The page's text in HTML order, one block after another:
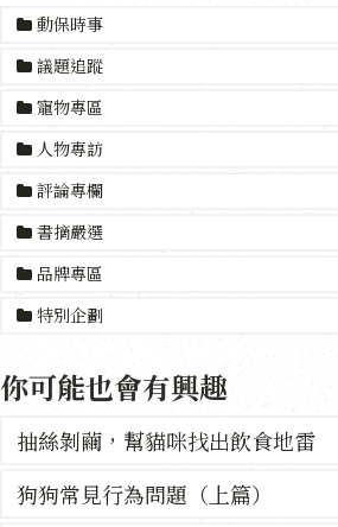
動保時事
議題追蹤
寵物專區
人物專訪
評論專欄
書摘嚴選
品牌專區
特別企劃
你可能也會有興趣
抽絲剝繭，幫貓咪找出飲食地雷
狗狗常見行為問題（上篇）